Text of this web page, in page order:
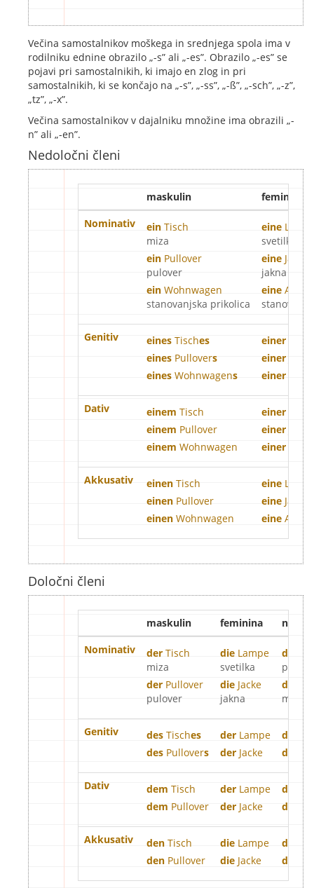
Večina samostalnikov moškega in srednjega spola ima v
rodilniku ednine obrazilo „-s” ali „-es”. Obrazilo „-es” se
pojavi pri samostalnikih, ki imajo en zlog in pri
samostalnikih, ki se končajo na „-s”, „-ss”, „-ß”, „-sch”, „-z”,
„tz”, „-x”.
Večina samostalnikov v dajalniku množine ima obrazili „-
n” ali „-en”.
Nedoločni členi
maskulin
feminina
Nominativ
ein Tisch
miza
ein Pullover
pulover
ein Wohnwagen
stanovanjska prikolica
eine
svetilka
eine Jacke
jakna
eine
Genitiv eines Tisches
eines Pullovers
eines Wohnwagens
einer
einer Jacke
einer
Dativ einem Tisch
einem Pullover
einem Wohnwagen
einer
einer Jacke
einer
Akkusativ einen Tisch
einen Pullover
einen Wohnwagen
eine
eine Jacke
eine
Določni členi
maskulin feminina
Nominativ
der Tisch
miza
der Pullover
pulover
die Lampe
svetilka
die Jacke
jakna
das
das
Genitiv des Tisches
des Pullovers
der Lampe
der Jacke
des
des
Dativ dem Tisch
dem Pullover
der Lampe
der Jacke
dem
dem
Akkusativ den Tisch
den Pullover
die Lampe
die Jacke
das
das